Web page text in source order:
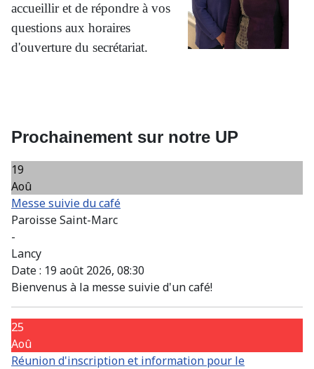
accueillir et de répondre à vos
questions aux horaires
d'ouverture du secrétariat.
Prochainement sur notre UP
19
Aoû
Messe suivie du café
Paroisse Saint-Marc
-
Lancy
Date : 19 août 2026, 08:30
Bienvenus à la messe suivie d'un café!
25
Aoû
Réunion d'inscription et information pour le